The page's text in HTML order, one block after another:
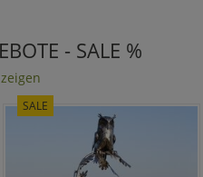
- SALE %
SALE